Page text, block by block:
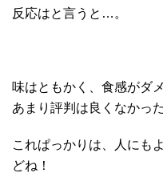
反応はと言うと…。
味はともかく、食感がダ
あまり評判は良くなかっ
これぱっかりは、人にも
どね！